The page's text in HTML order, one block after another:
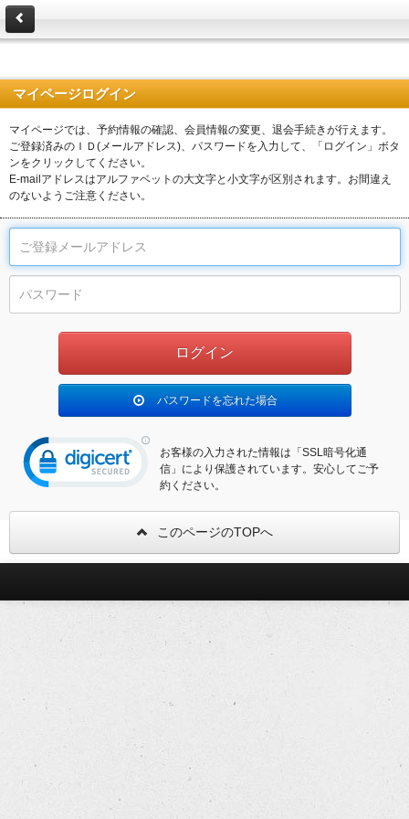
マイページログイン
マイページでは、予約情報の確認、会員情報の変更、退会手続きが行えます。
ご登録済みのＩＤ(メールアドレス)、パスワードを入力して、「ログイン」ボタ
ンをクリックしてください。
E-mailアドレスはアルファベットの大文字と小文字が区別されます。お間違え
のないようご注意ください。
パスワードを忘れた場合
お客様の入力された情報は「SSL暗号化通
信」により保護されています。安心してご予
約ください。
このページのTOPへ